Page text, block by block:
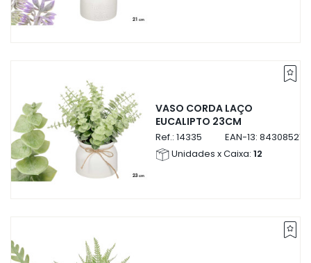
VASO CORDA LAÇO
EUCALIPTO 23CM
Ref.: 14335 EAN-13:
Unidades x Caixa: 12